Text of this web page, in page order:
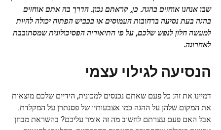
שבו אנחנו אוחזים בהגה. כן, קראתם נכון. הדרך בה אתם אוחזים
בהגה בעת נסיעה ברחובות העמוסים או בכביש הפתוח יכולה להיות
למעשהחלון לנפששלכם, על פי התיאוריה הפסיכולוגית שמסתובבת
לאחרונה.
הנסיעה לגילוי עצמי
דמיינו את זה: כל פעם שאתם נכנסים למכונית, הידיים שלכם מוצאות
את המקום שלהן על ההגה כמו אצבעותיו של פסנתרן על המקלדת.
אבל האם פעם עצרתם לחשוב מה זה אומר עליכם? בהשראת מבחן